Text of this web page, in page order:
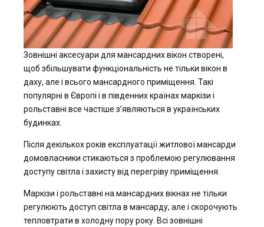
Зовнішні аксесуари для мансардних вікон створені,
щоб збільшувати функціональність не тільки вікон в
даху, але і всього мансардного приміщення. Такі
популярні в Європі і в південних країнах маркізи і
рольставні все частіше з’являються в українських
будинках.
Після декількох років експлуатації житлової мансарди
домовласники стикаються з проблемою регулювання
доступу світла і захисту від перегріву приміщення.
Маркізи і рольставні на мансардних вікнах не тільки
регулюють доступ світла в мансарду, але і скорочують
тепловтрати в холодну пору року. Всі зовнішні